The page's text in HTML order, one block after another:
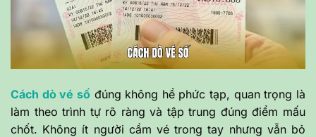
Cách dò vé sốđúng không hề phức tạp, quan trọng là
làm theo trình tự rõ ràng và tập trung đúng điểm mấu
chốt. Không ít người cầm vé trong tay nhưng vẫn bỏ